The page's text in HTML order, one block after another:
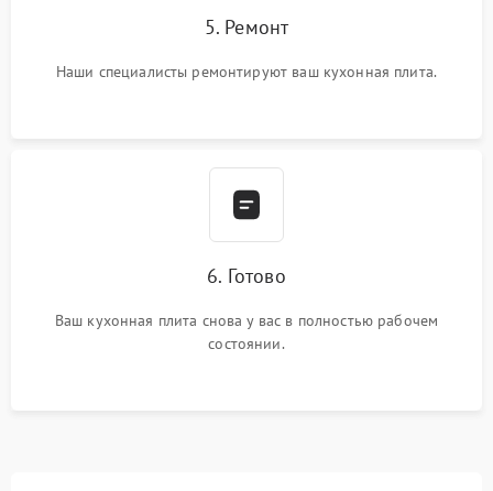
5. Ремонт
Наши специалисты ремонтируют ваш кухонная плита.
6. Готово
Ваш кухонная плита снова у вас в полностью рабочем
состоянии.